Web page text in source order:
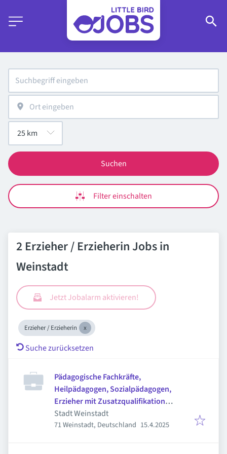
Suchen
Filter einschalten
2 Erzieher / Erzieherin Jobs in
Weinstadt
Jetzt Jobalarm aktivieren!
Erzieher / Erzieherin
Suche zurücksetzen
Pädagogische Fachkräfte,
Heilpädagogen, Sozialpädagogen,
Erzieher mit Zusatzqualifikation
(m/w/d)
Stadt Weinstadt
71 Weinstadt, Deutschland Veröffentlicht
15.4.2025